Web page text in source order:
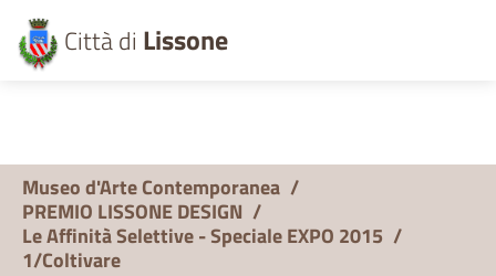
Città di Lissone
Museo d'Arte Contemporanea /
PREMIO LISSONE DESIGN /
Le Affinità Selettive - Speciale EXPO 2015 /
1/Coltivare